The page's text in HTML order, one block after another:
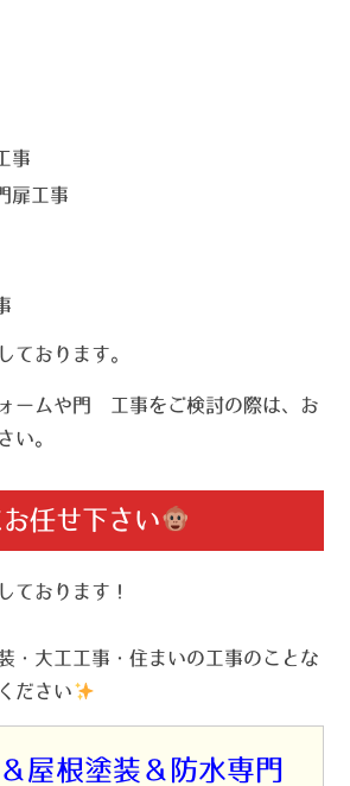
事
扉工事
ております。
ームや門扃工事をご検討の際は、お
い。
任せ下さい
ております！
・大工工事・住まいの工事のことな
ださい
屋根塗装＆防水専門